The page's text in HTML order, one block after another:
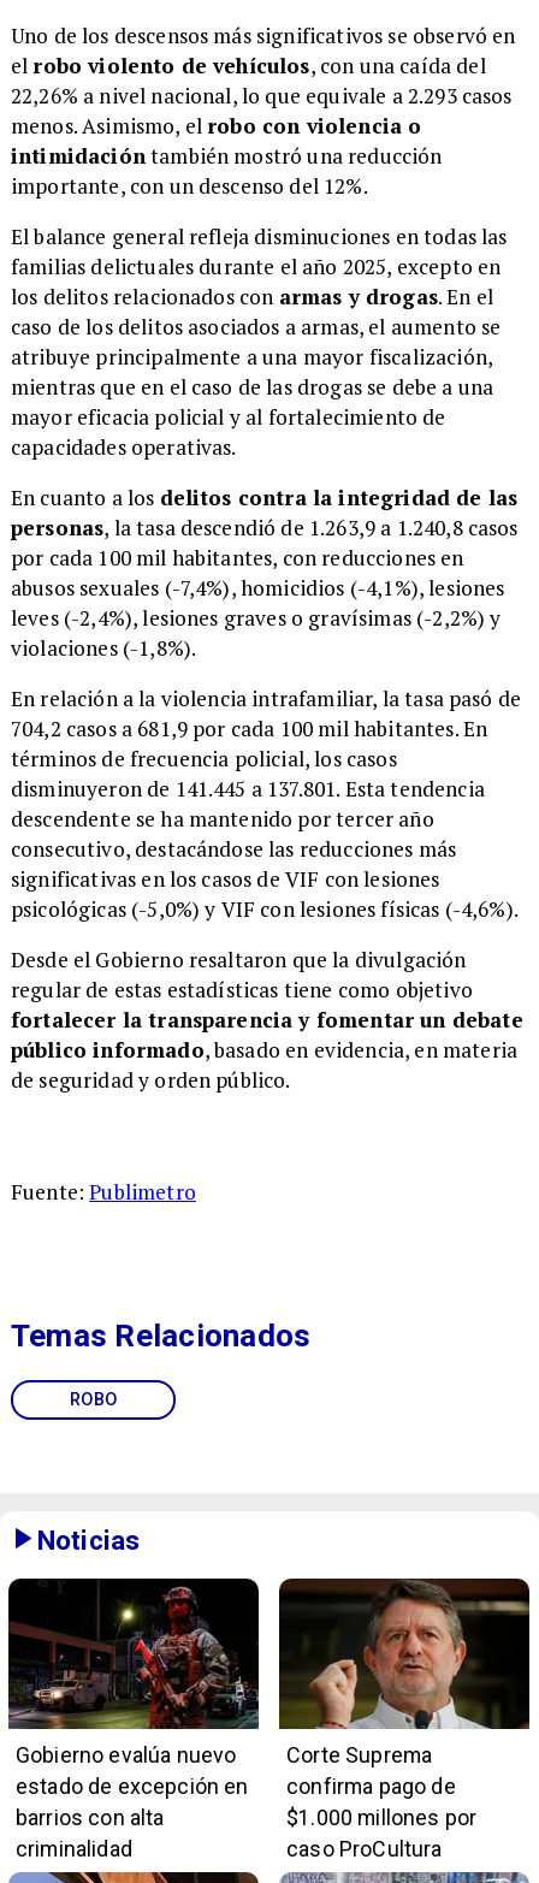
Uno de los descensos más significativos se observó en
el robo violento de vehículos, con una caída del
22,26% a nivel nacional, lo que equivale a 2.293 casos
menos. Asimismo, el robo con violencia o
intimidación también mostró una reducción
importante, con un descenso del 12%.
El balance general refleja disminuciones en todas las
familias delictuales durante el año 2025, excepto en
los delitos relacionados con armas y drogas. En el
caso de los delitos asociados a armas, el aumento se
atribuye principalmente a una mayor fiscalización,
mientras que en el caso de las drogas se debe a una
mayor eficacia policial y al fortalecimiento de
capacidades operativas.
En cuanto a los delitos contra la integridad de las
personas, la tasa descendió de 1.263,9 a 1.240,8 casos
por cada 100 mil habitantes, con reducciones en
abusos sexuales (-7,4%), homicidios (-4,1%), lesiones
leves (-2,4%), lesiones graves o gravísimas (-2,2%) y
violaciones (-1,8%).
En relación a la violencia intrafamiliar, la tasa pasó de
704,2 casos a 681,9 por cada 100 mil habitantes. En
términos de frecuencia policial, los casos
disminuyeron de 141.445 a 137.801. Esta tendencia
descendente se ha mantenido por tercer año
consecutivo, destacándose las reducciones más
significativas en los casos de VIF con lesiones
psicológicas (-5,0%) y VIF con lesiones físicas (-4,6%).
Desde el Gobierno resaltaron que la divulgación
regular de estas estadísticas tiene como objetivo
fortalecer la transparencia y fomentar un debate
público informado, basado en evidencia, en materia
de seguridad y orden público.
Fuente:Publimetro
ROBO
Temas Relacionados
Noticias
Gobierno evalúa nuevo
estado de excepción en
barrios con alta
criminalidad
Corte Suprema
confirma pago de
$1.000 millones por
caso ProCultura